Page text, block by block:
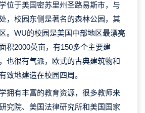
位于美国密苏里州圣路易斯市，与
，校园东侧是著名的森林公园，其
。WU的校园是美国中部地区最漂亮
积2000英亩，有150多个主要建
也很有气派，欧式的古典建筑物和
致地建造在校园四周。
拥有丰富的教育资源，很多教师来
究院、美国法律研究所和美国国家